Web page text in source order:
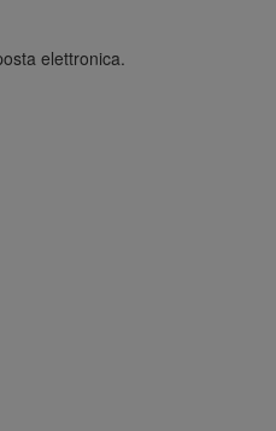
elettronica.